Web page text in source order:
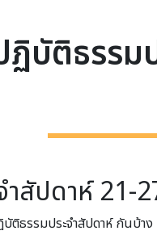
ฏิบัติธรรม
ำสัปดาห์ 21-
ติธรรมประจำสัปดาห์ กันบ้าง